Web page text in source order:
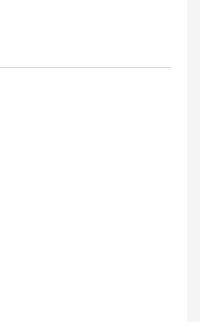
능한 분